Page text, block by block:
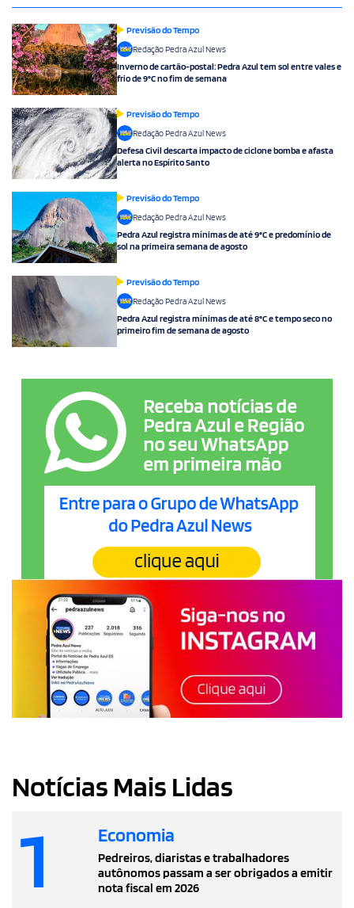
Previsão do Tempo
Redação Pedra Azul News
Inverno de cartão-postal: Pedra Azul tem sol entre vales e
frio de 9°C no fim de semana
Previsão do Tempo
Redação Pedra Azul News
Defesa Civil descarta impacto de ciclone bomba e afasta
alerta no Espírito Santo
Previsão do Tempo
Redação Pedra Azul News
Pedra Azul registra mínimas de até 9°C e predomínio de
sol na primeira semana de agosto
Previsão do Tempo
Redação Pedra Azul News
Pedra Azul registra mínimas de até 8°C e tempo seco no
primeiro fim de semana de agosto
Notícias Mais Lidas
1 Economia
Pedreiros, diaristas e trabalhadores
autônomos passam a ser obrigados a emitir
nota fiscal em 2026